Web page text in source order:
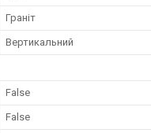
Граніт
Вертикальний
False
False